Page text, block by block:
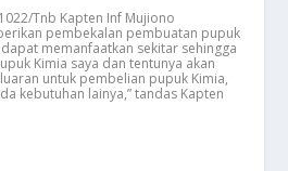
Tnb Kapten Inf Mujiono
pembekalan pembuatan pupuk
memanfaatkan sekitar sehingga
Kimia saya dan tentunya akan
untuk pembelian pupuk Kimia,
kebutuhan lainya,” tandas Kapten